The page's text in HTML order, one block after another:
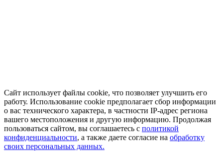
Сайт использует файлы cookie, что позволяет улучшить его
работу. Использование cookie предполагает сбор информации
о вас технического характера, в частности IP-адрес региона
вашего местоположения и другую информацию. Продолжая
пользоваться сайтом, вы соглашаетесь с политикой
конфиденциальности, а также даете согласие на обработку
своих персональных данных.